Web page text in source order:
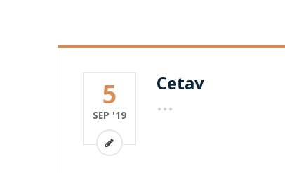
5
SEP '19
Cetav